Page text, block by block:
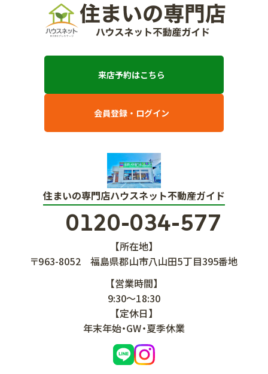
来店予約はこちら
会員登録・ログイン
住まいの専門店ハウスネット不動産ガイド
0120-034-577
【所在地】
〒963-8052
福島県郡山市八山田5丁目395番地
【営業時間】
9:30～18:30
【定休日】
年末年始・GW・夏季休業